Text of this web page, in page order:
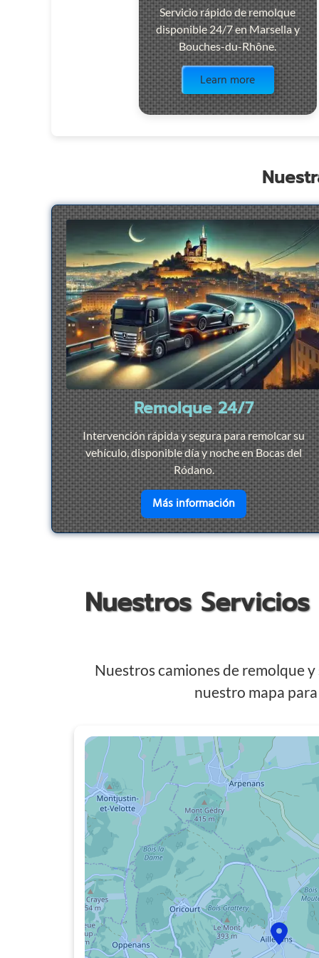
Servicio rápido de remolque
disponible 24/7 en Marsella y
Bouches-du-Rhône.
Learn more
Remolque 24/7
Intervención rápida y segura para remolcar su
vehículo, disponible día y noche en Bocas del
Ródano.
Más informaciónen savoir plus
Nuestros
Nuestros camiones de remolque
nuestro mapa